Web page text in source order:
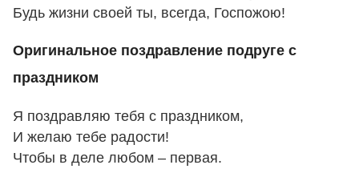
Будь жизни своей ты, всегда, Госпожою!
Оригинальное поздравление подруге с
праздником
Я поздравляю тебя с праздником,
И желаю тебе радости!
Чтобы в деле любом – первая.